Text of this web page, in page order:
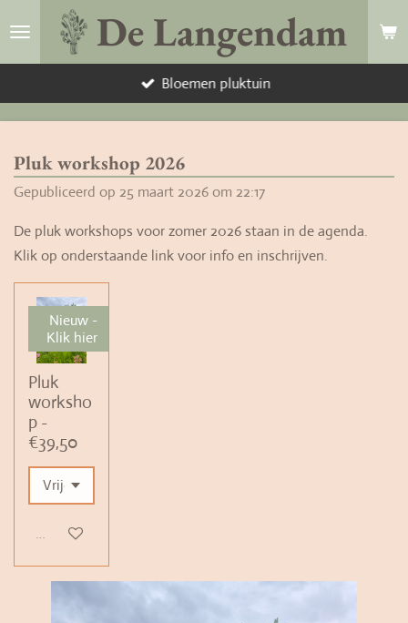
hoofdinhoud
De Langendam
Bloemen pluktuin
Pluk workshop 2026
Gepubliceerd op 25 maart 2026 om 22:17
De pluk workshops voor zomer 2026 staan in de agenda.
Klik op onderstaande link voor info en inschrijven.
Nieuw -
Klik hier
Pluk
worksho
p -
€39,50
Uitverkocht